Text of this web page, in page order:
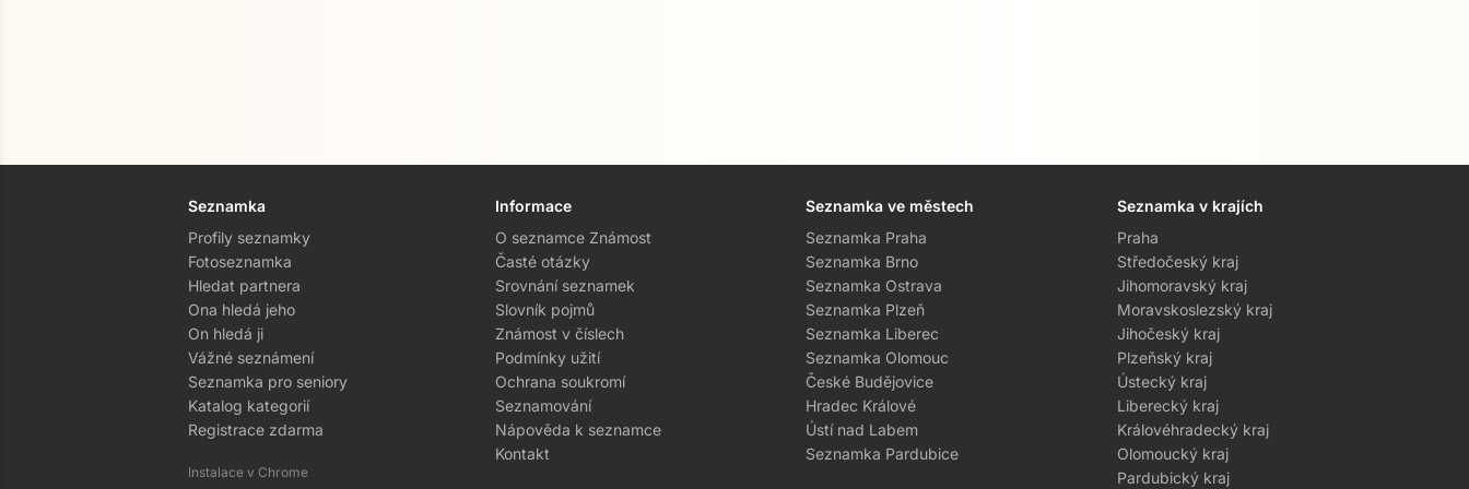
Seznamka
Profily seznamky
Fotoseznamka
Hledat partnera
Ona hledá jeho
On hledá ji
Vážné seznámení
Seznamka pro seniory
Katalog kategorií
Registrace zdarma
Instalace v Chrome
Informace
O seznamce Známost
Časté otázky
Srovnání seznamek
Slovník pojmů
Známost v číslech
Podmínky užití
Ochrana soukromí
Seznamování
Nápověda k seznamce
Kontakt
Seznamka ve městech
Seznamka Praha
Seznamka Brno
Seznamka Ostrava
Seznamka Plzeň
Seznamka Liberec
Seznamka Olomouc
České Budějovice
Hradec Králové
Ústí nad Labem
Seznamka Pardubice
Seznamka v krajích
Praha
Středočeský kraj
Jihomoravský kraj
Moravskoslezský kraj
Jihočeský kraj
Plzeňský kraj
Ústecký kraj
Liberecký kraj
Královéhradecký kraj
Olomoucký kraj
Pardubický kraj